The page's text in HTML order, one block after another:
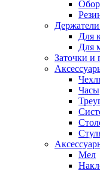
Для
Для
Заточки и
Часы
Мел